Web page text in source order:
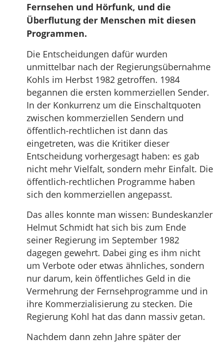
Fernsehen und Hörfunk, und die
Überflutung der Menschen mit diesen
Programmen.
Die Entscheidungen dafür wurden
unmittelbar nach der Regierungsübernahme
Kohls im Herbst 1982 getroffen. 1984
begannen die ersten kommerziellen Sender.
In der Konkurrenz um die Einschaltquoten
zwischen kommerziellen Sendern und
öffentlich-rechtlichen ist dann das
eingetreten, was die Kritiker dieser
Entscheidung vorhergesagt haben: es gab
nicht mehr Vielfalt, sondern mehr Einfalt. Die
öffentlich-rechtlichen Programme haben
sich den kommerziellen angepasst.
Das alles konnte man wissen: Bundeskanzler
Helmut Schmidt hat sich bis zum Ende
seiner Regierung im September 1982
dagegen gewehrt. Dabei ging es ihm nicht
um Verbote oder etwas ähnliches, sondern
nur darum, kein öffentliches Geld in die
Vermehrung der Fernsehprogramme und in
ihre Kommerzialisierung zu stecken. Die
Regierung Kohl hat das dann massiv getan.
Nachdem dann zehn Jahre später der